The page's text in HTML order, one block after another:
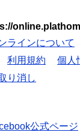
ラインについて
利用規約 個人
り消し
公式ページ